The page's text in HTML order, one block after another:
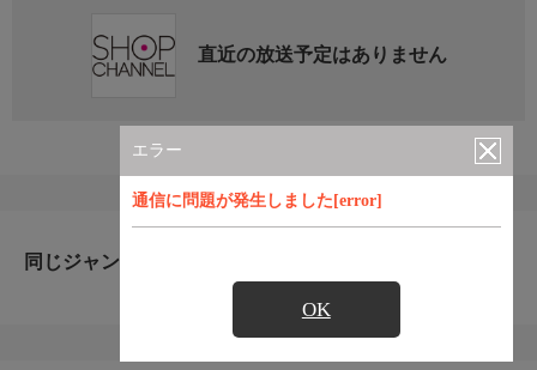
エラー
通信に問題が発生しました[error]
OK
直近の放送予定はありません
同じジャンルのおすすめ番組